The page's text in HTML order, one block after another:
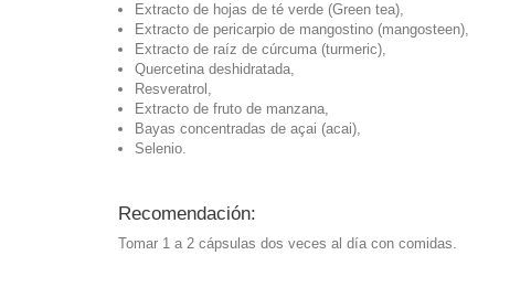
Extracto de hojas de té verde (Green tea),
Extracto de pericarpio de mangostino (mangosteen),
Extracto de raíz de cúrcuma (turmeric),
Quercetina deshidratada,
Resveratrol,
Extracto de fruto de manzana,
Bayas concentradas de açai (acai),
Selenio.
Recomendación:
Tomar 1 a 2 cápsulas dos veces al día con comidas.